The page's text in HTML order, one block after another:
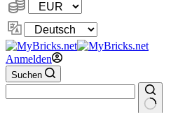
Sprache
ändern
Anmelden
Suchen